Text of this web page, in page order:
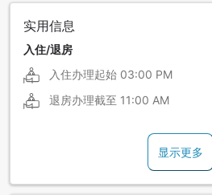
实用信息
入住/退房
入住办理起始 03:00 PM
退房办理截至 11:00 AM
显示更多